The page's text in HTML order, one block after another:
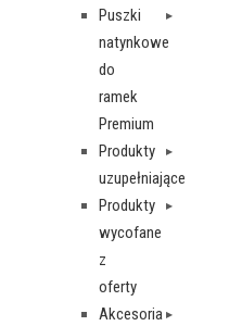
Puszki
natynkowe
do
ramek
Premium
Produkty
uzupełniające
Produkty
wycofane
z
oferty
Akcesoria